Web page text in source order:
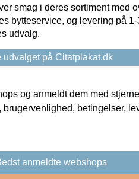
smag i deres sortiment med
bytteservice, og levering på
udvalg.
udvalget på Citatplakat.dk
og anmeldt dem med
betingelser,
anmeldte webshops